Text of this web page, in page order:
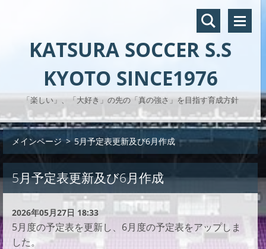
KATSURA SOCCER S.S
KYOTO SINCE1976
「楽しい」、「大好き」の先の「真の強さ」を目指す育成方針
メインページ > 5月予定表更新及び6月作成
5月予定表更新及び6月作成
2026年05月27日 18:33
5月度の予定表を更新し、6月度の予定表をアップしま
した。